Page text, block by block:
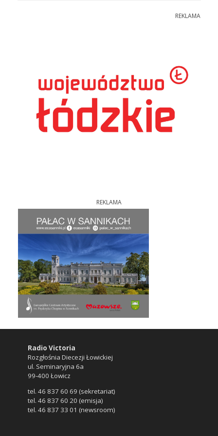
REKLAMA
REKLAMA
Radio Victoria
Rozgłośnia Diecezji Łowickiej
ul. Seminaryjna 6a
99-400 Łowicz
tel. 46 837 60 69 (sekretariat)
tel. 46 837 60 20 (emisja)
tel. 46 837 33 01 (newsroom)